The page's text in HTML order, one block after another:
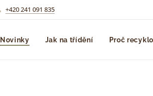
+420 241 091 835
Novinky Jak na třídění Proč